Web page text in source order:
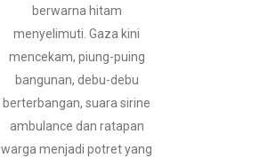
berwarna hitam
menyelimuti. Gaza kini
mencekam, piung-puing
bangunan, debu-debu
berterbangan, suara sirine
ambulance dan ratapan
warga menjadi potret yang